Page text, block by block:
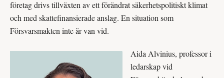
företag drivs tillväxten av ett förändrat säkerhetspolitiskt klimat
och med skattefinansierade anslag. En situation som
Försvarsmakten inte är van vid.
Aida Alvinius, professor i
ledarskap vid